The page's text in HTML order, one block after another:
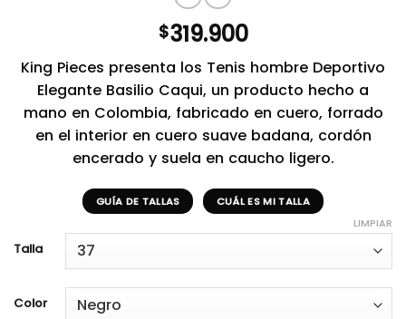
$319.900
King Pieces presenta los Tenis hombre Deportivo
Elegante Basilio Caqui, un producto hecho a
mano en Colombia, fabricado en cuero, forrado
en el interior en cuero suave badana, cordón
encerado y suela en caucho ligero.
GUÍA DE TALLAS CUÁL ES MI TALLA
Talla
Color
LIMPIAR